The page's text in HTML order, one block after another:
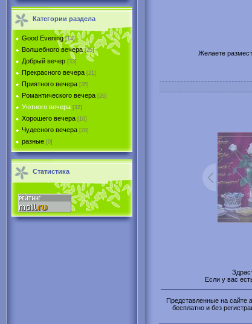
Категории раздела
Good Evening [14]
Волшебного вечера [25]
Добрый вечер [33]
Прекрасного вечера [21]
Приятного вечера [35]
Романтического вечера [26]
Уютного вечера [32]
Хорошего вечера [10]
Чудесного вечера [28]
разные [0]
Статистика
Желаете
Если у вас
Представленные на сайте
бесплатно и без